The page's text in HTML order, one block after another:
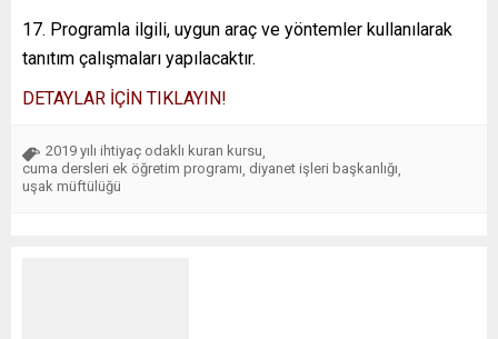
Programla ilgili, uygun araç ve yöntemler kullanılarak
tanıtım çalışmaları yapılacaktır.
DETAYLAR İÇİN TIKLAYIN!
2019 yılı ihtiyaç odaklı kuran kursu
cuma dersleri ek öğretim programı diyanet işleri başkanlığı
uşak müftülüğü